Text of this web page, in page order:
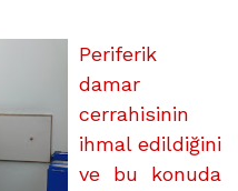
Periferik
damar
cerrahisinin
ihmal edildiğini
ve bu konuda